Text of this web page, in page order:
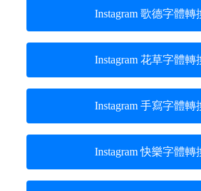
Instagram 歌德字體轉
Instagram 花草字體轉
Instagram 手寫字體轉
Instagram 快樂字體轉